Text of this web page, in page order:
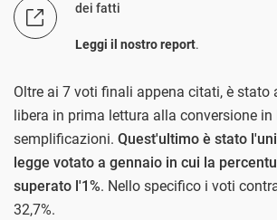
dei fatti
Leggi il nostro report.
Oltre ai 7 voti finali appena citati, è stato
libera in prima lettura alla conversione in
semplificazioni. Quest'ultimo è stato
legge votato a gennaio in cui la
superato l'1%. Nello specifico i voti
32,7%.